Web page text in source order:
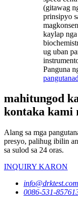
(gitawag
prinsipyo
kaylap
ug uban
Panguna
pangutana
mahitungod
kontaka kami
Alang sa mga
presyo, palihug ibilin
sa sulod sa 24 oras.
INQUIRY KARON
info@drktest.com
0086-531-